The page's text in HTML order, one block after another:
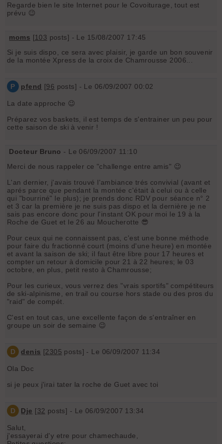
Regarde bien le site Internet pour le Covoiturage, tout est
prévu 😉
moms [103 posts] - Le 15/08/2007 17:45
Si je suis dispo, ce sera avec plaisir, je garde un bon souvenir
de la montée Xpress de la croix de Chamrousse 2006...
P pfend [96 posts] - Le 06/09/2007 00:02
La date approche 😉
Préparez vos baskets, il est temps de s'entrainer un peu pour
cette saison de ski à venir !
Docteur Bruno - Le 06/09/2007 11:10
Merci de nous rappeler ce "challenge entre amis" 😉
L'an dernier, j'avais trouvé l'ambiance trés convivial (avant et
aprés parce que pendant la montée c'était à celui ou à celle
qui "bourriné" le plus); je prends donc RDV pour séance n° 2
et 3 car la première je ne suis pas dispo et la dernière je ne
sais pas encore donc pour l'instant OK pour moi le 19 à la
Roche de Guet et le 26 au Moucherotte 😎
Pour ceux qui ne connaissent pas, c'est une bonne méthode
pour faire du fractionné court (moins d'une heure) en montée
et avant la saison de ski; il faut être libre pour 17 heures et
compter un retour à domicile pour 21 à 22 heures; le 03
octobre, en plus, petit resto à Chamrousse;
Pour les curieux, vous verrez des "vrais sportifs" compétiteurs
de ski-alpinisme, en trail ou course hors stade ou des pros du
"raid" de compét.
C'est en tout cas, une excellente façon de s'entraîner en
groupe un soir de semaine 😉
D denis [2305 posts] - Le 06/09/2007 11:34
Ola Doc
si je peux j'irai tater la roche de Guet avec toi
D Dje [32 posts] - Le 06/09/2007 13:34
Salut,
j'essayerai d'y etre pour chamechaude,